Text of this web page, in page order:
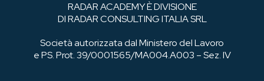
RADAR ACADEMY È DIVISIONE
DI RADAR CONSULTING ITALIA SRL
Società autorizzata dal Ministero del Lavoro
e PS. Prot. 39/0001565/MA004.A003 – Sez. IV